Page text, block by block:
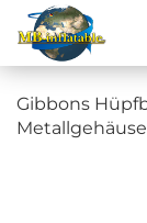
Gibbons
Metallgehäuse